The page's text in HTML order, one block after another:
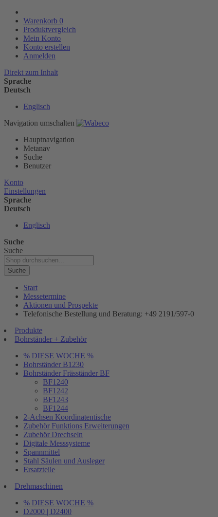
Warenkorb 0
Produktvergleich
Mein Konto
Konto erstellen
Anmelden
Direkt zum Inhalt
Sprache
Deutsch
Englisch
Navigation umschalten
Hauptnavigation
Metanav
Suche
Benutzer
Konto
Einstellungen
Sprache
Deutsch
Englisch
Suche
Suche
Suche
Start
Messetermine
Aktionen und Prospekte
Telefonische Bestellung und Beratung: +49 2191/597-0
Produkte
Bohrständer + Zubehör
% DIESE WOCHE %
Bohrständer B1230
Bohrständer Fräsständer BF
BF1240
BF1242
BF1243
BF1244
2-Achsen Koordinatentische
Zubehör Funktions Erweiterungen
Zubehör Drechseln
Digitale Messsysteme
Spannmittel
Stahl Säulen und Ausleger
Ersatzteile
Drehmaschinen
% DIESE WOCHE %
D2000 | D2400